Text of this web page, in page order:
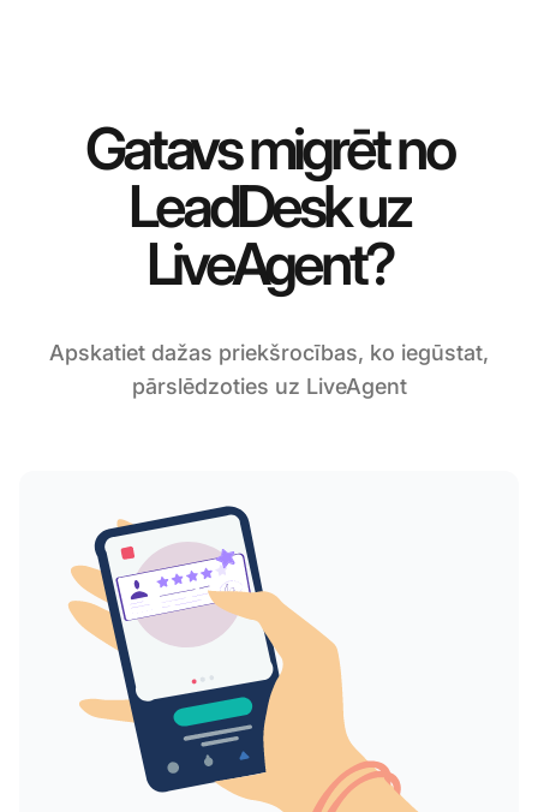
Gatavs migrēt no
LeadDesk uz
LiveAgent?
Apskatiet dažas priekšrocības, ko iegūstat,
pārslēdzoties uz LiveAgent